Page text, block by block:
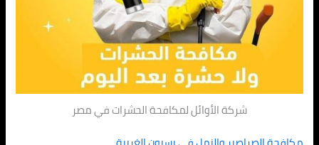
شركة الأوائل لمكافحة الحشرات في مصر